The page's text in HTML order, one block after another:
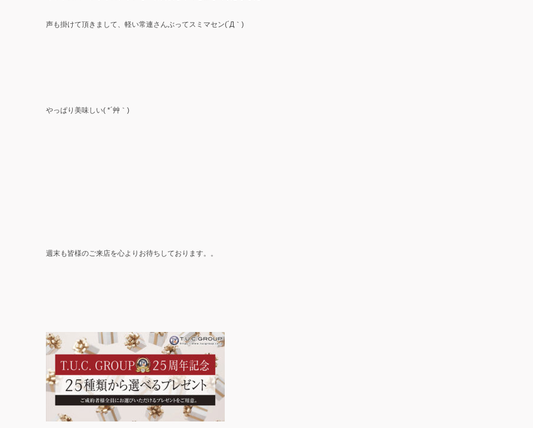
声も掛けて頂きまして、軽い常連さんぶってスミマセン(´Д｀)
やっぱり美味しい( *´艸｀)
週末も皆様のご来店を心よりお待ちしております。。